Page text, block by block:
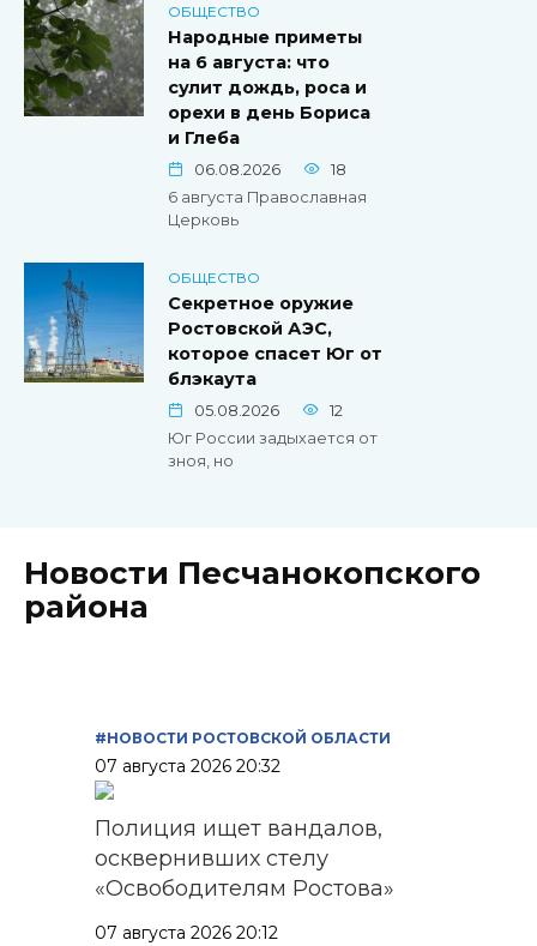
ОБЩЕСТВО
Народные приметы
на 6 августа: что
сулит дождь, роса и
орехи в день Бориса
и Глеба
06.08.2026
18
6 августа Православная
Церковь
ОБЩЕСТВО
Секретное оружие
Ростовской АЭС,
которое спасет Юг от
блэкаута
05.08.2026
12
Юг России задыхается от
зноя, но
Новости Песчанокопского
района
#НОВОСТИ РОСТОВСКОЙ ОБЛАСТИ
07 августа 2026 20:32
Полиция ищет вандалов,
осквернивших стелу
«Освободителям Ростова»
07 августа 2026 20:12